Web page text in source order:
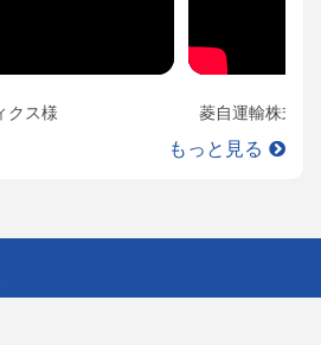
クス様 菱自運輸株式会
もっと見る